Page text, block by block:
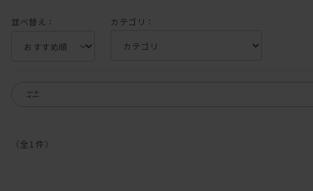
並べ替え： カテゴリ：
（全 1 件）